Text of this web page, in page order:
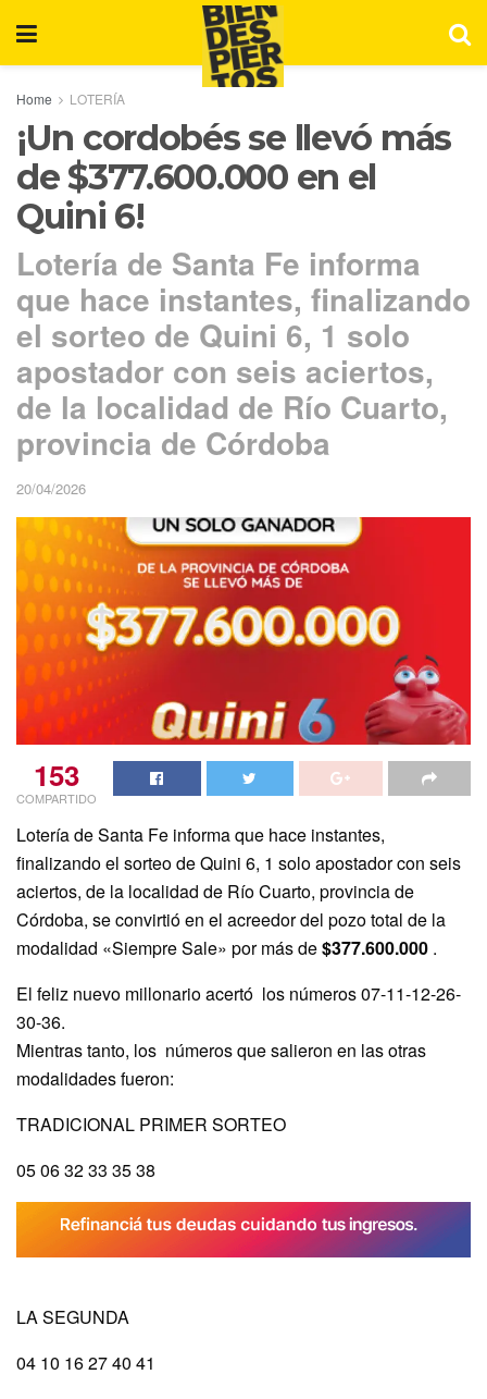
Home LOTERÍA
¡Un cordobés se llevó más
de $377.600.000 en el
Quini 6!
Lotería de Santa Fe informa
que hace instantes, finalizando
el sorteo de Quini 6, 1 solo
apostador con seis aciertos,
de la localidad de Río Cuarto,
provincia de Córdoba
20/04/2026
153
COMPARTIDO
Lotería de Santa Fe informa que hace instantes,
finalizando el sorteo de Quini 6, 1 solo apostador con seis
aciertos, de la localidad de Río Cuarto, provincia de
Córdoba, se convirtió en el acreedor del pozo total de la
modalidad «Siempre Sale» por más de$377.600.000 .
El feliz nuevo millonario acertó los números 07-11-12-26-
30-36.
Mientras tanto, los números que salieron en las otras
modalidades fueron:
TRADICIONAL PRIMER SORTEO
05 06 32 33 35 38
LA SEGUNDA
04 10 16 27 40 41